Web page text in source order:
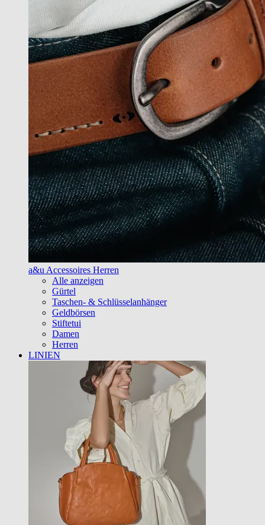
a&u Accessoires Herren
Alle anzeigen
Gürtel
Taschen- & Schlüsselanhänger
Geldbörsen
Stiftetui
Damen
Herren
LINIEN